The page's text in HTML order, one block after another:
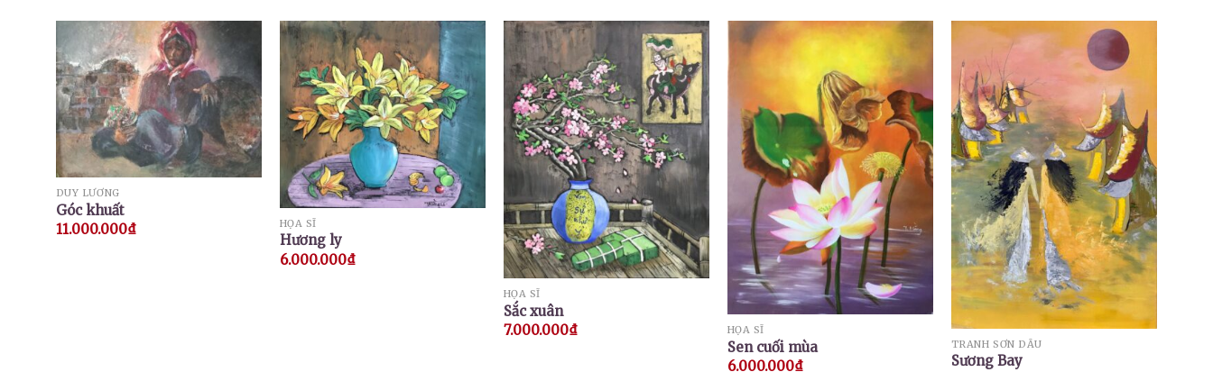
DUY LƯƠNG
Góc khuất
11.000.000₫ HỌA SĨ
Hương ly
6.000.000₫
HỌA SĨ
Sắc xuân
7.000.000₫ HỌA SĨ
Sen cuối mùa
6.000.000₫
TRANH SƠN DẦU
Sương Bay